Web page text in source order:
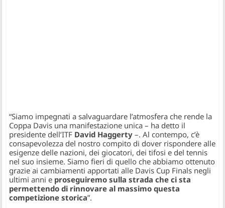
“Siamo impegnati a salvaguardare l’atmosfera che rende la
Coppa Davis una manifestazione unica – ha detto il
presidente dell’ITF David Haggerty –. Al contempo, c’è
consapevolezza del nostro compito di dover rispondere alle
esigenze delle nazioni, dei giocatori, dei tifosi e del tennis
nel suo insieme. Siamo fieri di quello che abbiamo ottenuto
grazie ai cambiamenti apportati alle Davis Cup Finals negli
ultimi anni e proseguiremo sulla strada che ci sta
permettendo di rinnovare al massimo questa
competizione storica”.